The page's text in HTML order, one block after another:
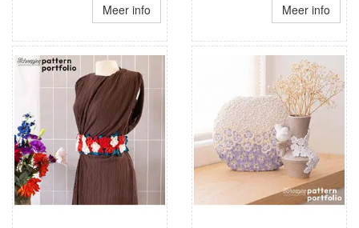
Meer info Meer info